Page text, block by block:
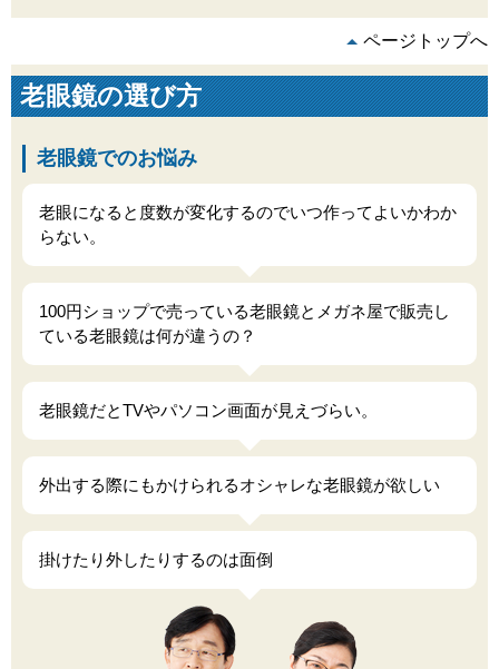
ページトップへ
老眼鏡の選び方
老眼鏡でのお悩み
老眼になると度数が変化するのでいつ作ってよいかわか
らない。
100円ショップで売っている老眼鏡とメガネ屋で販売し
ている老眼鏡は何が違うの？
老眼鏡だとTVやパソコン画面が見えづらい。
外出する際にもかけられるオシャレな老眼鏡が欲しい
掛けたり外したりするのは面倒